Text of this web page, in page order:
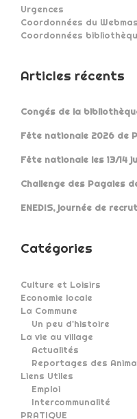
Urgences
Coordonnées du
Coordonnées
Articles récents
Congés de la
Fête nationale 2026 de
Fête nationale les 13/14
Challenge des Pagaies
ENEDIS, journée de
Catégories
Culture et Loisirs
Economie locale
La Commune
Un peu d'histoire
La vie au village
Actualités
Reportages des
Liens Utiles
Emploi
Intercommunalité
PRATIQUE